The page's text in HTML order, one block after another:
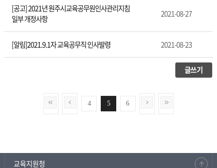
[공고] 2021년 원주시교육공무원인사관리지침
일부 개정사항
2021-08-27
[알림]2021.9.1자 교육공무직 인사발령 2021-08-23
글쓰기
4 5 6
교육지원청